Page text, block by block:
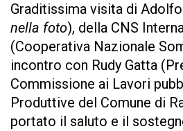
Graditissima visita di
nella foto), della CNS
(Cooperativa Nazionale
incontro con Rudy Gatta
Commissione ai Lavori
Produttive del Comune di
portato il saluto e il